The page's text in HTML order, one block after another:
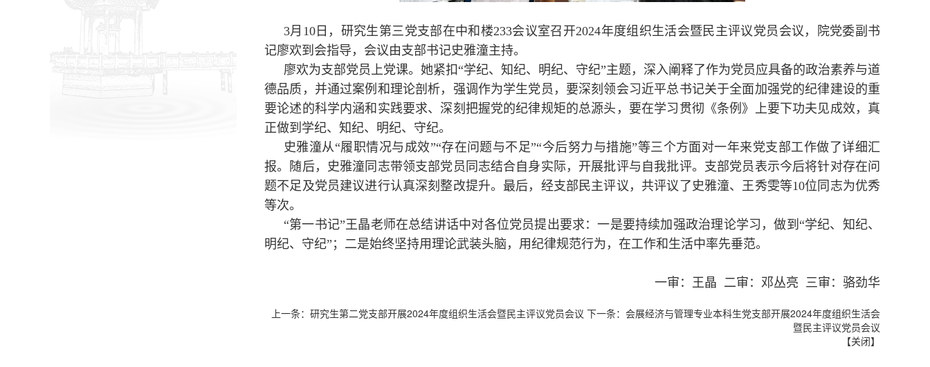
3月10日，研究生第三党支部在中和楼233会议室召开2024年度组织生活会暨民主评议党员会议，院党委副书
记廖欢到会指导，会议由支部书记史雅潼主持。
廖欢为支部党员上党课。她紧扣“学纪、知纪、明纪、守纪”主题，深入阐释了作为党员应具备的政治素养与道
德品质，并通过案例和理论剖析，强调作为学生党员，要深刻领会习近平总书记关于全面加强党的纪律建设的重
要论述的科学内涵和实践要求、深刻把握党的纪律规矩的总源头，要在学习贯彻《条例》上要下功夫见成效，真
正做到学纪、知纪、明纪、守纪。
史雅潼从“履职情况与成效”“存在问题与不足”“今后努力与措施”等三个方面对一年来党支部工作做了详细汇
报。随后，史雅潼同志带领支部党员同志结合自身实际，开展批评与自我批评。支部党员表示今后将针对存在问
题不足及党员建议进行认真深刻整改提升。最后，经支部民主评议，共评议了史雅潼、王秀雯等10位同志为优秀
等次。
“第一书记”王晶老师在总结讲话中对各位党员提出要求：一是要持续加强政治理论学习，做到“学纪、知纪、
明纪、守纪”；二是始终坚持用理论武装头脑，用纪律规范行为，在工作和生活中率先垂范。
一审：王晶 二审：邓丛亮 三审：骆劲华
上一条： 研究生第二党支部开展2024年度组织生活会暨民主评议党员会议 下一条： 会展经济与管理专业本科生党支部开展2024年度组织生活会
暨民主评议党员会议
【关闭】